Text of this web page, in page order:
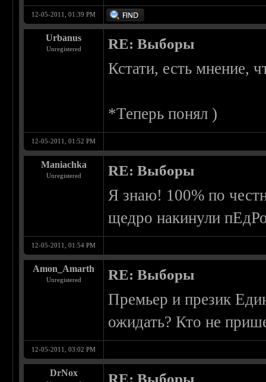
12-05-2011, 01:39 PM
Urbanus
Unregistered RE: Выборы
Кстати, есть мнение,
*Теперь понял )
12-05-2011, 01:52 PM
Maniachka
Unregistered RE: Выборы
Я знаю! 100% по
щедро накинули
12-05-2011, 01:54 PM
Amon_Amarth
Unregistered RE: Выборы
Премьер и презик
ожидать? Кто не
12-05-2011, 03:02 PM
DrNox RE: Выборы